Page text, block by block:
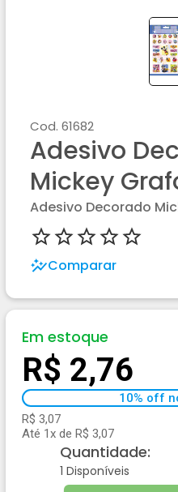
Cod. 61682
Adesivo
Mickey
Adesivo Decorado
Comparar
Em estoque
R$ 2,76
10% off
R$ 3,07
Até 1x de R$ 3,07
Quantidade:
1 Disponíveis